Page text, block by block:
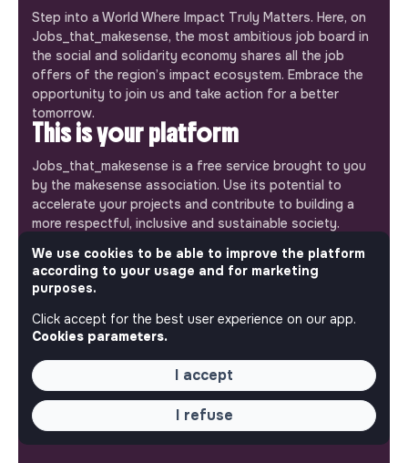
Step into a World Where Impact Truly Matters. Here, on
Jobs_that_makesense, the most ambitious job board in
the social and solidarity economy shares all the job
offers of the region’s impact ecosystem. Embrace the
opportunity to join us and take action for a better
tomorrow.
This is your platform
Jobs_that_makesense is a free service brought to you
by the makesense association. Use its potential to
accelerate your projects and contribute to building a
more respectful, inclusive and sustainable society.
Our mobile app
Get jobs that make sense on your phone so you never
miss an opportunity.
iPhone Android
ABOUT
We use cookies to be able to improve the platform
according to your usage and for marketing
purposes.
Click accept for the best user experience on our app.
Cookies parameters.
I accept
I refuse